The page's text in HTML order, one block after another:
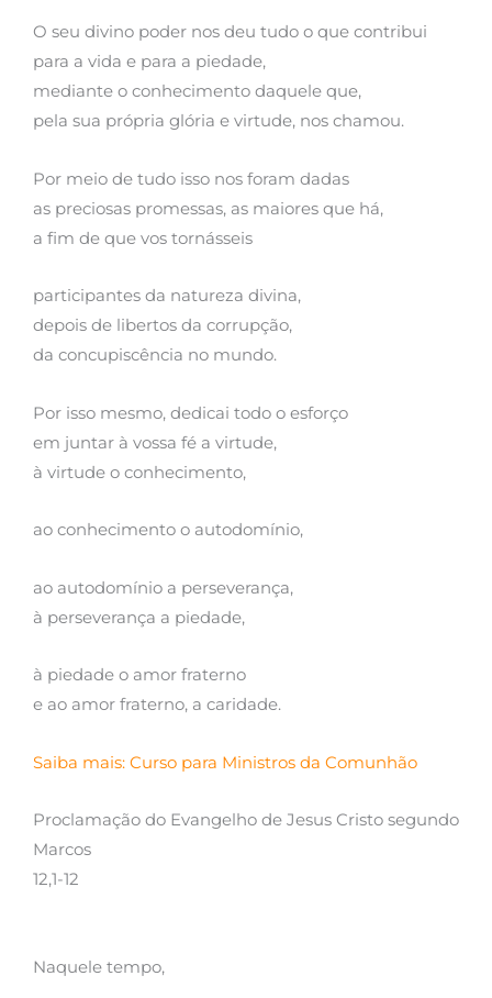
O seu divino poder nos deu tudo o que contribui
para a vida e para a piedade,
mediante o conhecimento daquele que,
pela sua própria glória e virtude, nos chamou.
Por meio de tudo isso nos foram dadas
as preciosas promessas, as maiores que há,
a fim de que vos tornásseis
participantes da natureza divina,
depois de libertos da corrupção,
da concupiscência no mundo.
Por isso mesmo, dedicai todo o esforço
em juntar à vossa fé a virtude,
à virtude o conhecimento,
ao conhecimento o autodomínio,
ao autodomínio a perseverança,
à perseverança a piedade,
à piedade o amor fraterno
e ao amor fraterno, a caridade.
Saiba mais: Curso para Ministros da Comunhão
Proclamação do Evangelho de Jesus Cristo segundo
Marcos
12,1-12
Naquele tempo,